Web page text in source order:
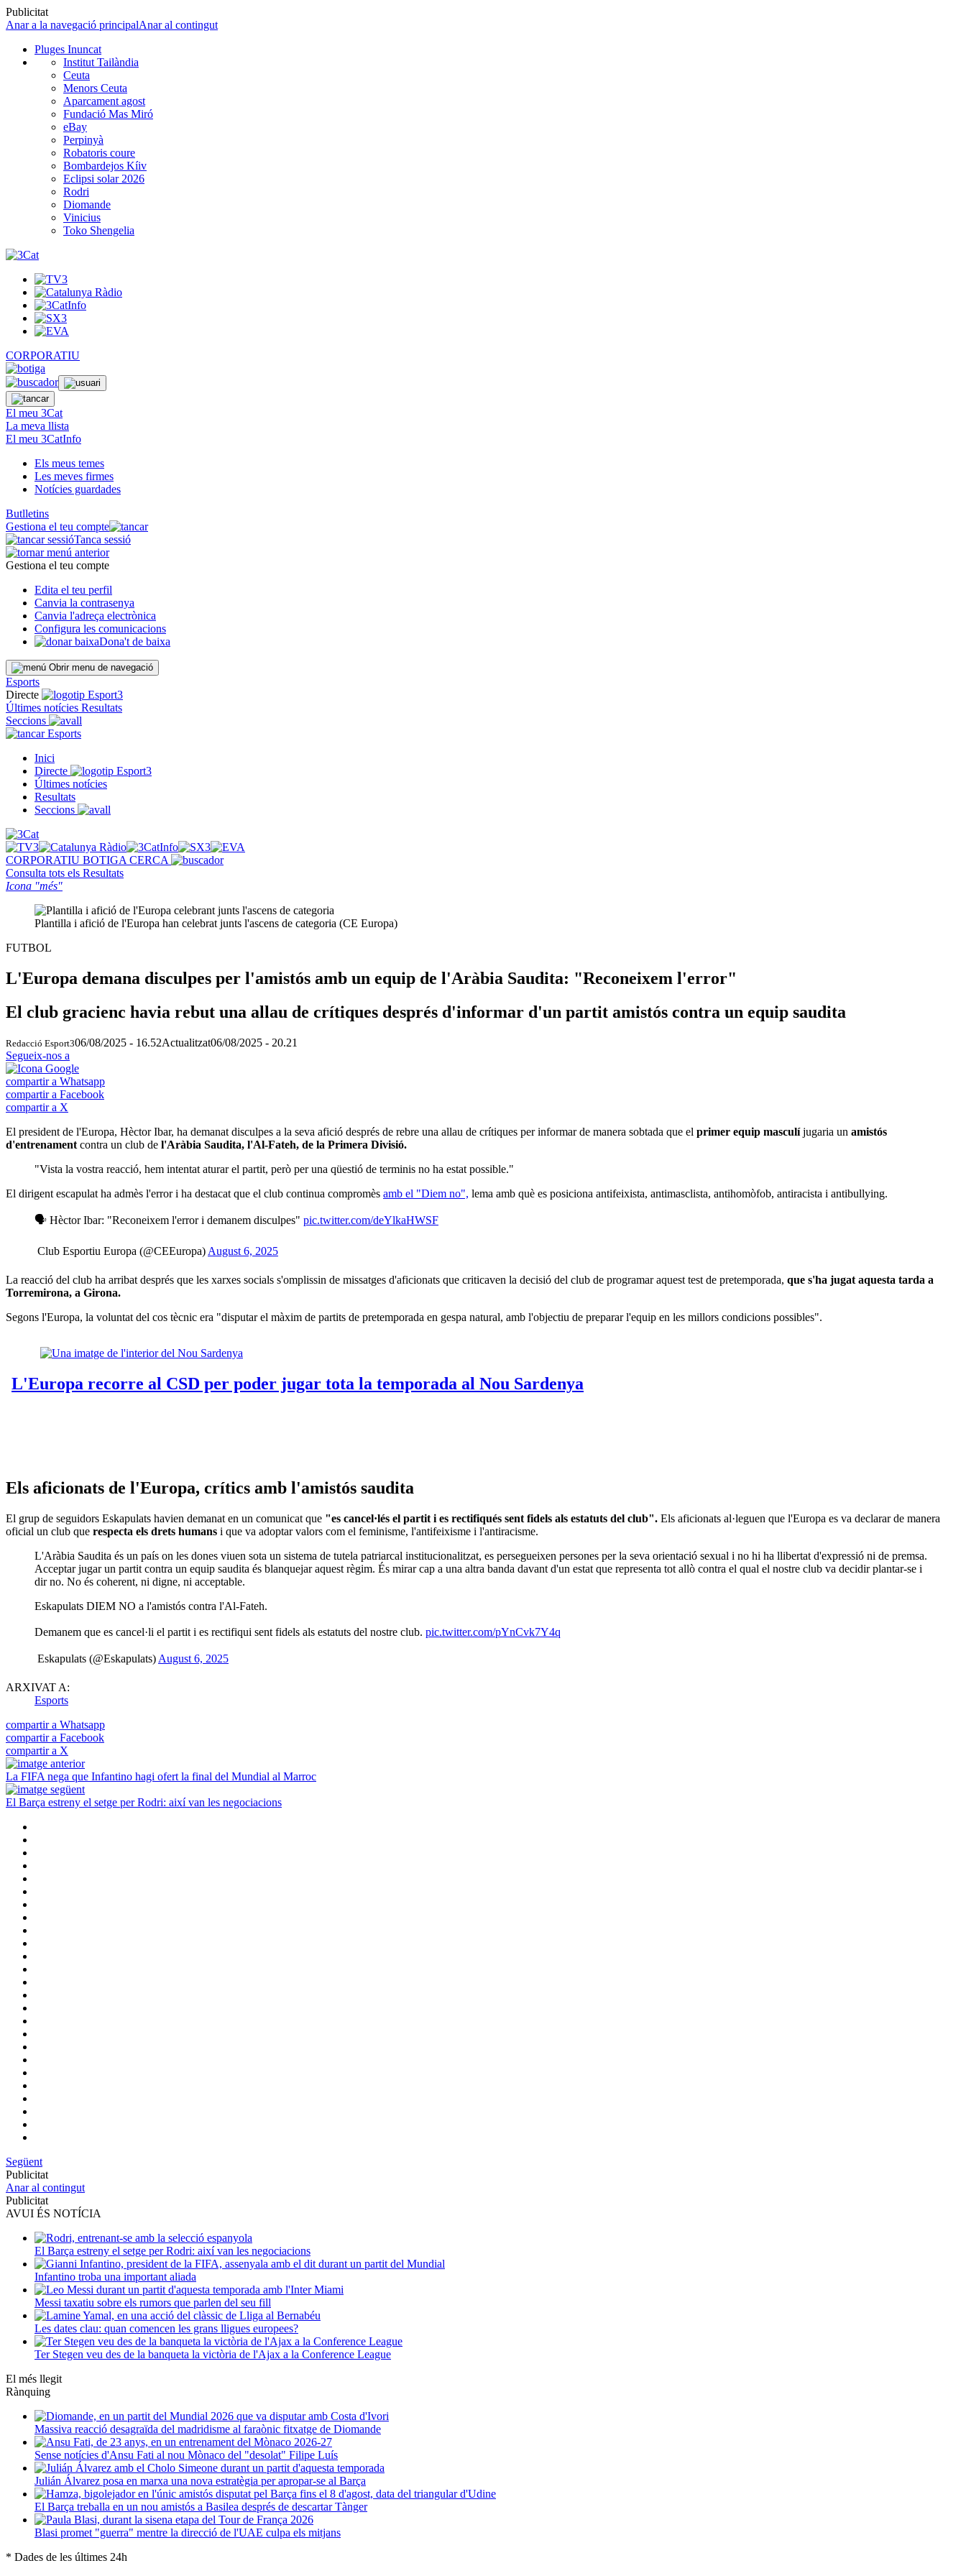
Publicitat
Anar a la navegació principalAnar al contingut
Pluges Inuncat
Institut Tailàndia
Ceuta
Menors Ceuta
Aparcament agost
Fundació Mas Miró
eBay
Perpinyà
Robatoris coure
Bombardejos Kíiv
Eclipsi solar 2026
Rodri
Diomande
Vinicius
Toko Shengelia
CORPORATIU
El meu 3Cat
La meva llista
El meu 3CatInfo
Els meus temes
Les meves firmes
Notícies guardades
Butlletins
Gestiona el teu compte
Tanca sessió
Gestiona el teu compte
Edita el teu perfil
Canvia la contrasenya
Canvia l'adreça electrònica
Configura les comunicacions
Dona't de baixa
Obrir menu de navegació
Esports
Directe
Últimes notícies Resultats
Seccions
Esports
Inici
Directe
Últimes notícies
Resultats
Seccions
CORPORATIU BOTIGA CERCA
Consulta tots els Resultats
Icona "més"
Plantilla i afició de l'Europa han celebrat junts l'ascens de categoria (CE Europa)
FUTBOL
L'Europa demana disculpes per l'amistós amb un equip de l'Aràbia Saudita: "Reconeixem l'error"
El club gracienc havia rebut una allau de crítiques després d'informar d'un partit amistós contra un equip saudita
Redacció Esport306/08/2025 - 16.52Actualitzat06/08/2025 - 20.21
Segueix-nos a
compartir a Whatsapp
compartir a Facebook
compartir a X
El president de l'Europa, Hèctor Ibar, ha demanat disculpes a la seva afició després de rebre una allau de crítiques per informar de manera sobtada que el primer equip masculíjugaria un amistós
d'entrenament contra un club de l'Aràbia Saudita, l'Al-Fateh, de la Primera Divisió.
"Vista la vostra reacció, hem intentat aturar el partit, però per una qüestió de terminis no ha estat possible."
El dirigent escapulat ha admès l'error i ha destacat que el club continua compromès amb el "Diem no", lema amb què es posiciona antifeixista, antimasclista, antihomòfob, antiracista i antibullying.
🗣️ Hèctor Ibar: "Reconeixem l'error i demanem disculpes" pic.twitter.com/deYlkaHWSF
 Club Esportiu Europa (@CEEuropa) August 6, 2025
La reacció del club ha arribat després que les xarxes socials s'omplissin de missatges d'aficionats que criticaven la decisió del club de programar aquest test de pretemporada, que s'ha jugat aquesta tarda a
Torremirona, a Girona.
Segons l'Europa, la voluntat del cos tècnic era "disputar el màxim de partits de pretemporada en gespa natural, amb l'objectiu de preparar l'equip en les millors condicions possibles".
Els aficionats de l'Europa, crítics amb l'amistós saudita
El grup de seguidors Eskapulats havien demanat en un comunicat que "es cancel·lés el partit i es rectifiqués sent fidels als estatuts del club". Els aficionats al·leguen que l'Europa es va declarar de manera
oficial un club que respecta els drets humans i que va adoptar valors com el feminisme, l'antifeixisme i l'antiracisme.
L'Aràbia Saudita és un país on les dones viuen sota un sistema de tutela patriarcal institucionalitzat, es persegueixen persones per la seva orientació sexual i no hi ha llibertat d'expressió ni de premsa.
Acceptar jugar un partit contra un equip saudita és blanquejar aquest règim. És mirar cap a una altra banda davant d'un estat que representa tot allò contra el qual el nostre club va decidir plantar-se i
dir no. No és coherent, ni digne, ni acceptable.
Eskapulats DIEM NO a l'amistós contra l'Al-Fateh.
Demanem que es cancel·li el partit i es rectifiqui sent fidels als estatuts del nostre club. pic.twitter.com/pYnCvk7Y4q
 Eskapulats (@Eskapulats) August 6, 2025
ARXIVAT A:
Esports
compartir a Whatsapp
compartir a Facebook
compartir a X
La FIFA nega que Infantino hagi ofert la final del Mundial al Marroc
El Barça estreny el setge per Rodri: així van les negociacions
Següent
Publicitat
Anar al contingut
Publicitat
AVUI ÉS NOTÍCIA
El Barça estreny el setge per Rodri: així van les negociacions
Infantino troba una important aliada
Messi taxatiu sobre els rumors que parlen del seu fill
Les dates clau: quan comencen les grans lligues europees?
Ter Stegen veu des de la banqueta la victòria de l'Ajax a la Conference League
El més llegit
Rànquing
Massiva reacció desagraïda del madridisme al faraònic fitxatge de Diomande
Sense notícies d'Ansu Fati al nou Mònaco del "desolat" Filipe Luís
Julián Álvarez posa en marxa una nova estratègia per apropar-se al Barça
El Barça treballa en un nou amistós a Basilea després de descartar Tànger
Blasi promet "guerra" mentre la direcció de l'UAE culpa els mitjans
* Dades de les últimes 24h